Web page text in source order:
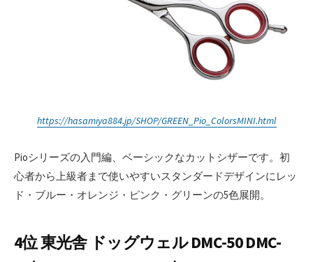
https://hasamiya884.jp/SHOP/GREEN_Pio_ColorsMINI.html
Pioシリーズの入門編、ベーシックなカットシザーです。初
心者から上級者まで使いやすいスタンダードデザインにレッ
ド・ブルー・オレンジ・ピンク・グリーンの5色展開。
4位 東光舎 ドッグウェル DMC-50 DMC-